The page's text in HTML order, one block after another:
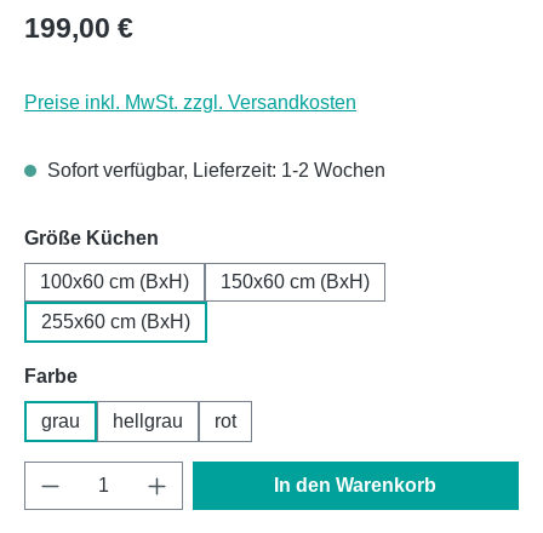
Regulärer Preis:
199,00 €
Preise inkl. MwSt. zzgl. Versandkosten
Sofort verfügbar, Lieferzeit: 1-2 Wochen
Größe Küchen
100x60 cm (BxH)
150x60 cm (BxH)
255x60 cm (BxH)
Farbeauswählen
grau hellgrau rot
Produkt Anzahl: Gib den gewünschten
In den Warenkorb